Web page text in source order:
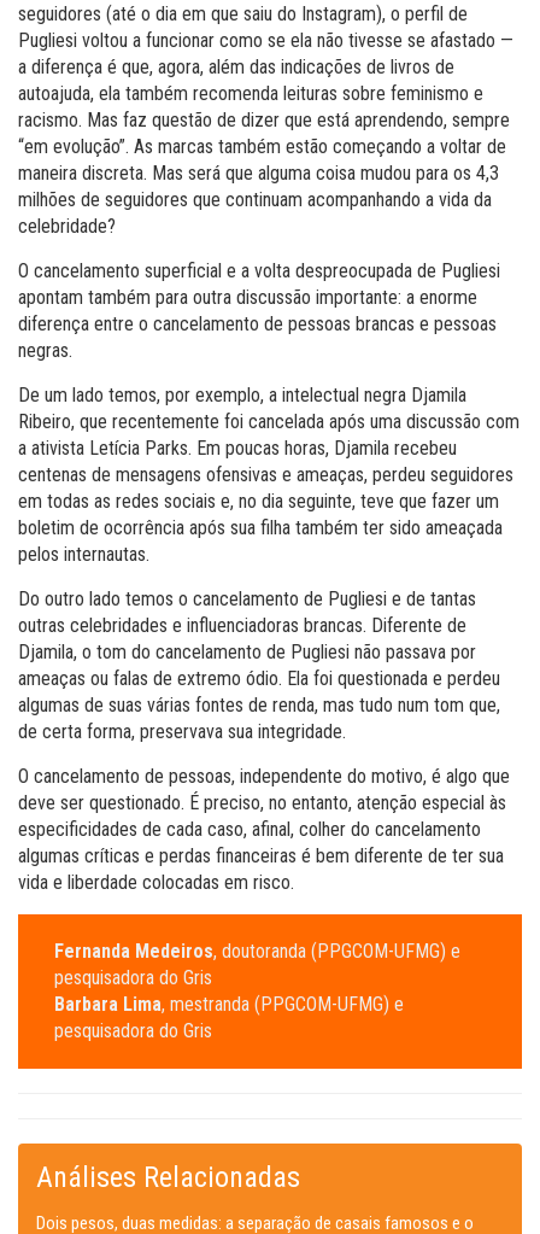
seguidores (até o dia em que saiu do Instagram), o perfil de
Pugliesi voltou a funcionar como se ela não tivesse se afastado —
a diferença é que, agora, além das indicações de livros de
autoajuda, ela também recomenda leituras sobre feminismo e
racismo. Mas faz questão de dizer que está aprendendo, sempre
“em evolução”. As marcas também estão começando a voltar de
maneira discreta. Mas será que alguma coisa mudou para os 4,3
milhões de seguidores que continuam acompanhando a vida da
celebridade?
O cancelamento superficial e a volta despreocupada de Pugliesi
apontam também para outra discussão importante: a enorme
diferença entre o cancelamento de pessoas brancas e pessoas
negras.
De um lado temos, por exemplo, a intelectual negra Djamila
Ribeiro, que recentemente foi cancelada após uma discussão com
a ativista Letícia Parks. Em poucas horas, Djamila recebeu
centenas de mensagens ofensivas e ameaças, perdeu seguidores
em todas as redes sociais e, no dia seguinte, teve que fazer um
boletim de ocorrência após sua filha também ter sido ameaçada
pelos internautas.
Do outro lado temos o cancelamento de Pugliesi e de tantas
outras celebridades e influenciadoras brancas. Diferente de
Djamila, o tom do cancelamento de Pugliesi não passava por
ameaças ou falas de extremo ódio. Ela foi questionada e perdeu
algumas de suas várias fontes de renda, mas tudo num tom que,
de certa forma, preservava sua integridade.
O cancelamento de pessoas, independente do motivo, é algo que
deve ser questionado. É preciso, no entanto, atenção especial às
especificidades de cada caso, afinal, colher do cancelamento
algumas críticas e perdas financeiras é bem diferente de ter sua
vida e liberdade colocadas em risco.
Fernanda Medeiros, doutoranda (PPGCOM-UFMG) e
pesquisadora do Gris
Barbara Lima, mestranda (PPGCOM-UFMG) e
pesquisadora do Gris
Análises Relacionadas
Dois pesos, duas medidas: a separação de casais famosos e o